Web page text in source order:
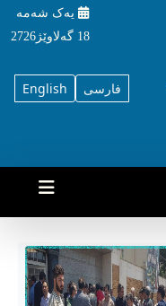
یه‌ک شه‌مه‌
18 گه‌لاوێژ2726
English فارسی